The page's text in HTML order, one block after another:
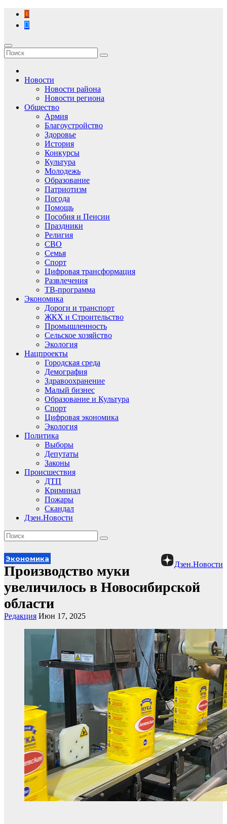
Перейти
содержимому
Новости
Новости района
Новости региона
Общество
Армия
Благоустройство
Здоровье
История
Конкурсы
Культура
Молодежь
Образование
Патриотизм
Погода
Помощь
Пособия и Пенсии
Праздники
Религия
СВО
Семья
Спорт
Цифровая трансформация
Развлечения
ТВ-программа
Экономика
Дороги и транспорт
ЖКХ и Строительство
Промышленность
Сельское хозяйство
Экология
Нацпроекты
Городская среда
Демография
Здравоохранение
Малый бизнес
Образование и Культура
Спорт
Цифровая экономика
Экология
Политика
Выборы
Депутаты
Законы
Происшествия
ДТП
Криминал
Пожары
Скандал
Дзен.Новости
Дзен.Новости
Экономика
Производство муки
увеличилось в Новосибирской
области
Редакция Июн 17, 2025